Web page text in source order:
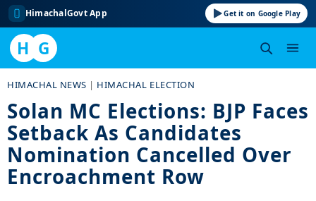
HimachalGovt App Get it on Google Play
H G
content
HIMACHAL NEWS | HIMACHAL ELECTION
Solan MC Elections: BJP Faces
Setback As Candidates
Nomination Cancelled Over
Encroachment Row